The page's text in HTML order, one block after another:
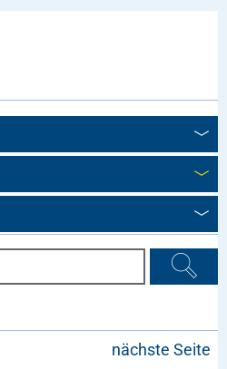
nächste Seite